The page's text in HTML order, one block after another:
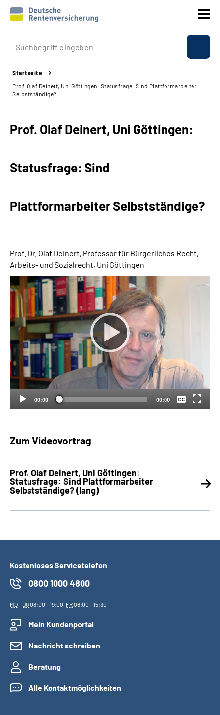
Prävention
Reha
Beratung & Kontakt
Experten
Language
Inhalte in Gebärdensprache (DGS)
Leichte Sprache
Mein Kundenportal
Startseite
Prof. Olaf Deinert, Uni Göttingen: Statusfrage: Sind Plattformarbeiter
Selbstständige?
Prof. Olaf Deinert, Uni Göttingen:
Statusfrage: Sind
Plattformarbeiter Selbstständige?
Prof. Dr. Olaf Deinert, Professor für Bürgerliches Recht,
Arbeits- und Sozialrecht, Uni Göttingen
00:00 00:00
Keine
Deutsch
Zum Videovortrag
Prof. Olaf Deinert, Uni Göttingen:
Statusfrage: Sind Plattformarbeiter
Selbstständige? (lang)
Kostenloses Servicetelefon
0800 1000 4800
MO- DO08:00 - 19:00, FR08:00 - 15:30
Mein Kundenportal
Nachricht schreiben
Beratung
Alle Kontaktmöglichkeiten